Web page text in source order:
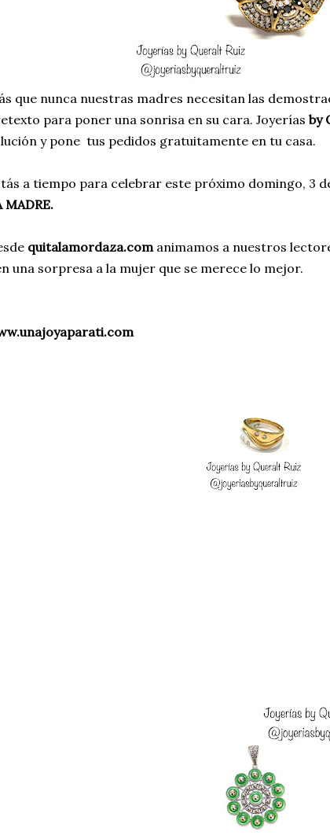
que nunca nuestras madres necesitan las
para poner una sonrisa en su cara. Joyerías by
y pone tus pedidos gratuitamente en tu casa.
a tiempo para celebrar este próximo domingo, 3
MADRE.
quitalamordaza.comanimamos a nuestros
una sorpresa a la mujer que se merece lo mejor.